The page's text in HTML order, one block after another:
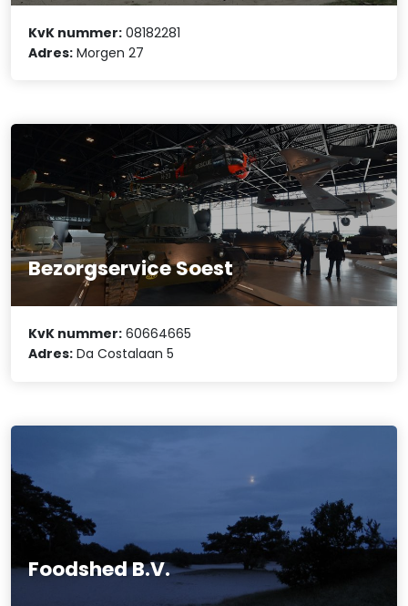
KvK nummer: 08182281
Adres: Morgen 27
Bezorgservice Soest
KvK nummer: 60664665
Adres: Da Costalaan 5
Foodshed B.V.